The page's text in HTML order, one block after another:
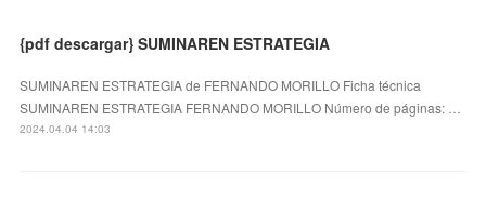
{pdf descargar} SUMINAREN ESTRATEGIA
SUMINAREN ESTRATEGIA de FERNANDO MORILLO Ficha técnica
SUMINAREN ESTRATEGIA FERNANDO MORILLO Número de páginas: …
2024.04.04 14:03